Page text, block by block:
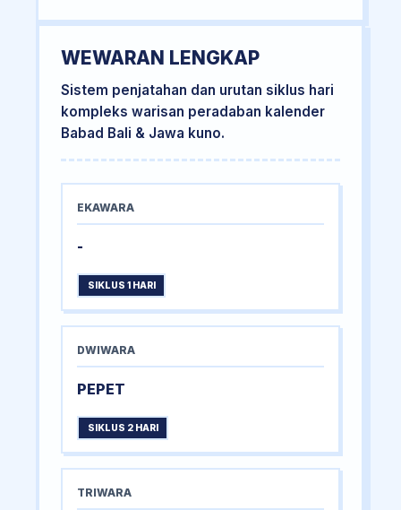
WEWARAN LENGKAP
Sistem penjatahan dan urutan siklus hari
kompleks warisan peradaban kalender
Babad Bali & Jawa kuno.
EKAWARA
-
SIKLUS 1 HARI
DWIWARA
PEPET
SIKLUS 2 HARI
TRIWARA